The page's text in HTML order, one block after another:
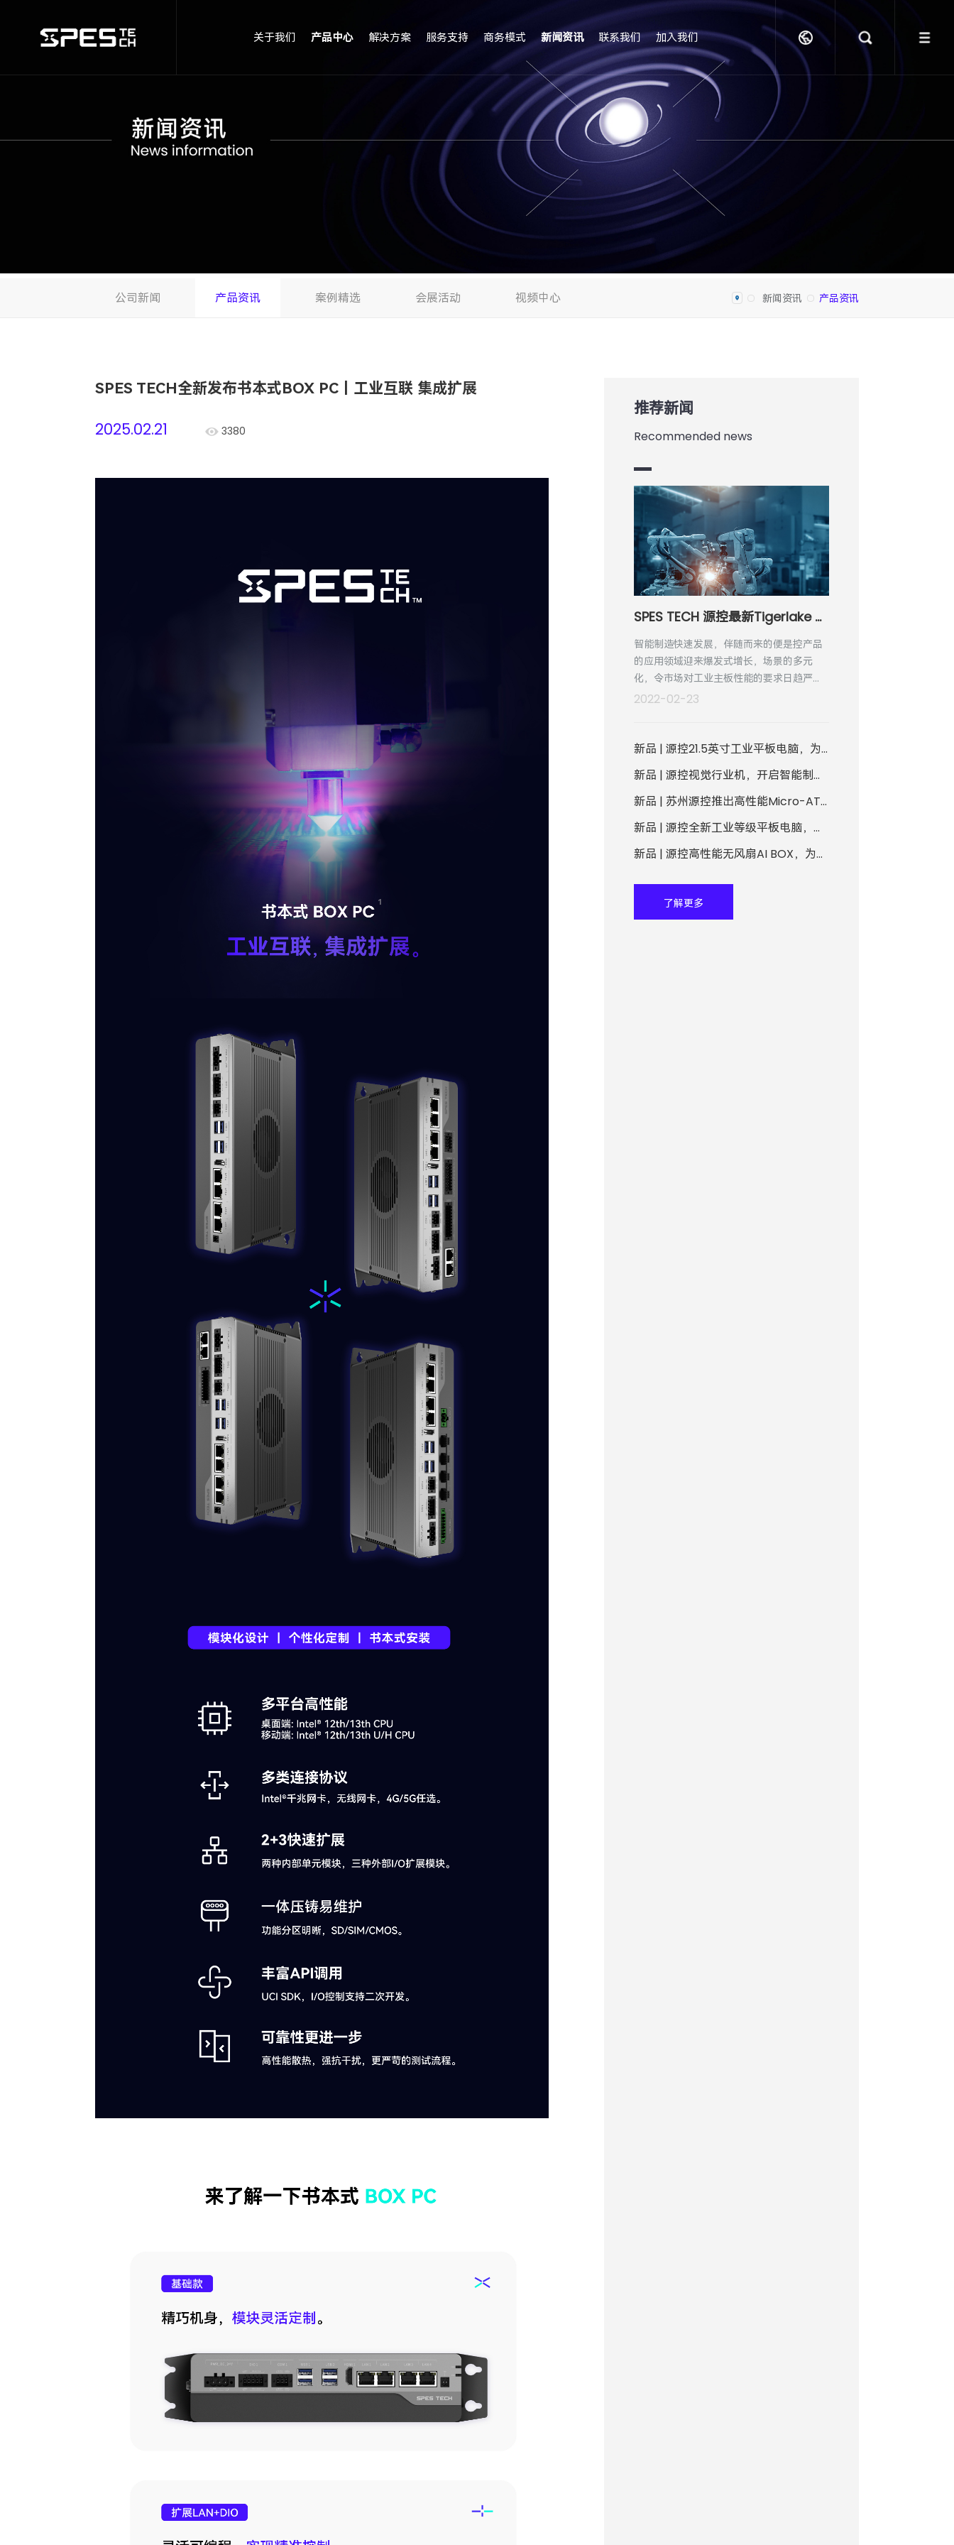
关于我们 产品中心 解决方案 服务支持 商务模式 新闻资讯 联系我们 加入我们
公司新闻 产品资讯 案例精选 会展活动 视频中心 新闻资讯 产品资讯
SPES TECH全新发布书本式BOX PC｜工业互联 集成扩展
2025.02.21 3380
推荐新闻
Recommended news
SPES TECH 源控最新Tigerlake UP3平台嵌入式3.5寸板卡，整体性能全面升级
智能制造快速发展，伴随而来的便是控产品
的应用领域迎来爆发式增长，场景的多元
化，令市场对工业主板性能的要求日趋严
格。为了赋予实体工业智能化转型更多的可
2022-02-23
新品 | 源控21.5英寸工业平板电脑，为“智”造升级注入强劲动力
新品 | 源控视觉行业机，开启智能制造新“视”界
新品 | 苏州源控推出高性能Micro-ATX主板，赋予智造转型更多可能性
新品 | 源控全新工业等级平板电脑，解锁人机交互新模式
新品 | 源控高性能无风扇AI BOX，为设备“上云”注入智慧动能
了解更多